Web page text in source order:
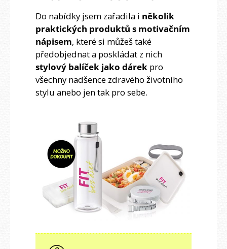
Do nabídky jsem zařadila i několik
praktických produktů s motivačním
nápisem, které si můžeš také
předobjednat a poskládat z nich
stylový balíček jako dárek pro
všechny nadšence zdravého životního
stylu anebo jen tak pro sebe.